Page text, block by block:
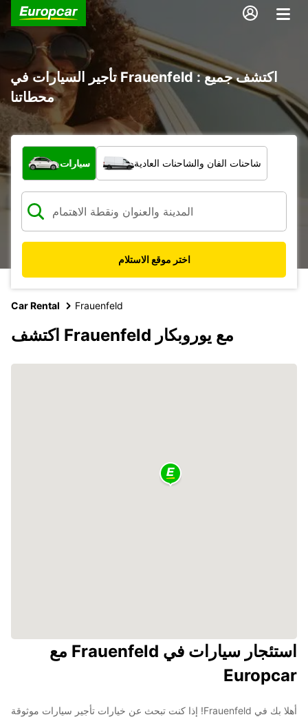
تأجير السيارات في Frauenfeld : اكتشف جميع
محطاتنا
ما نوع المركبة؟
سيارات شاحنات الفان والشاحنات العادية
اختر موقع الاستلام
Car Rental Frauenfeld
اكتشف Frauenfeld مع يوروبكار
استئجار سيارات في Frauenfeld مع
Europcar
أهلا بك في Frauenfeld! إذا كنت تبحث عن خيارات تأجير سيارات موثوقة